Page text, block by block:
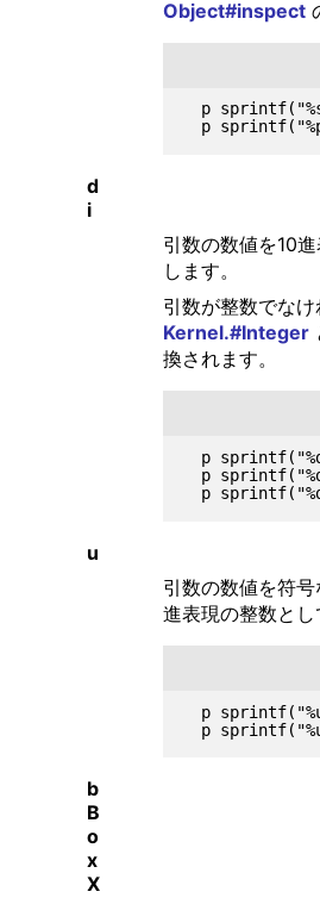
Object#inspect
p
d
i
引数の数値を10
します。
引数が整数でな
Kernel.#Integer
換されます。
p
p
u
引数の数値を符
進表現の整数とし
p
b
B
o
x
X